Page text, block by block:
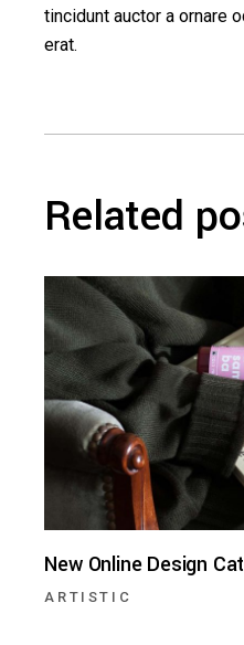
tincidunt auctor a ornare
erat.
Related
New Online Design
ARTISTIC